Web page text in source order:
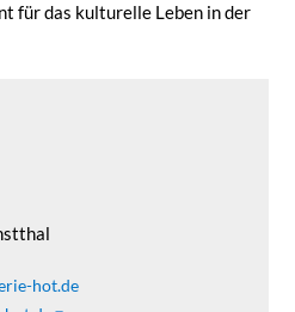
für das kulturelle Leben in der
hot.de